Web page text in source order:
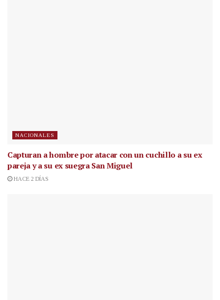
NACIONALES
Capturan a hombre por atacar con un cuchillo a su ex
pareja y a su ex suegra San Miguel
HACE 2 DÍAS